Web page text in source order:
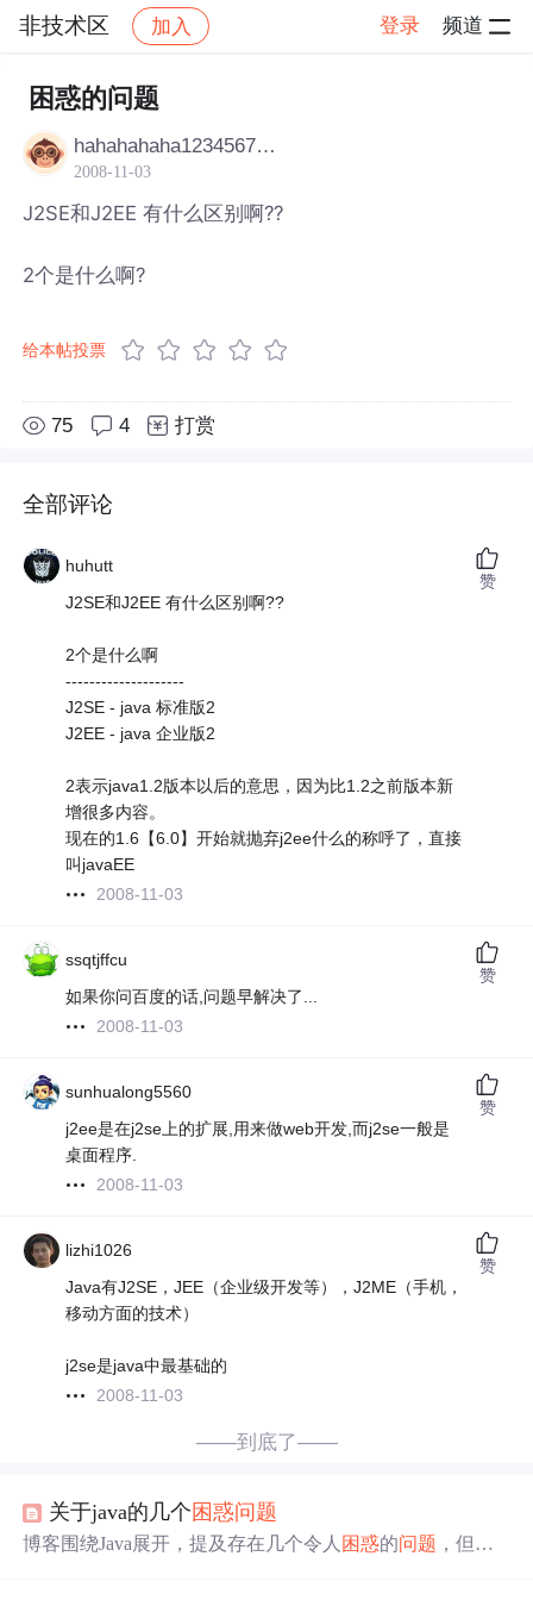
非技术区 加入 登录 频道
社区 非技术区
困惑的问题
hahahahaha1234567890
2008-11-03
J2SE和J2EE 有什么区别啊??
2个是什么啊?
给本帖投票
75 4 打赏
全部评论
huhutt
J2SE和J2EE 有什么区别啊??
2个是什么啊
--------------------
J2SE - java 标准版2
J2EE - java 企业版2
2表示java1.2版本以后的意思，因为比1.2之前版本新
增很多内容。
现在的1.6【6.0】开始就抛弃j2ee什么的称呼了，直接
叫javaEE
2008-11-03
赞
ssqtjffcu
如果你问百度的话,问题早解决了...
2008-11-03
赞
sunhualong5560
j2ee是在j2se上的扩展,用来做web开发,而j2se一般是
桌面程序.
2008-11-03
赞
lizhi1026
Java有J2SE，JEE（企业级开发等），J2ME（手机，
移动方面的技术）
j2se是java中最基础的
2008-11-03
赞
——到底了——
关于java的几个 困惑问题
博客围绕Java展开，提及存在几个令人 困惑的问题 ，但未